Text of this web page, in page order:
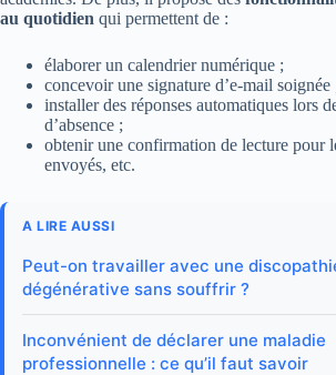
au quotidien qui permettent de :
élaborer un calendrier numérique ;
concevoir une signature d’e-mail soignée
installer des réponses automatiques lors
d’absence ;
obtenir une confirmation de lecture pour
envoyés, etc.
A LIRE AUSSI
Peut-on travailler avec une
dégénérative sans souffrir ?
Inconvénient de déclarer une maladie
professionnelle : ce qu’il faut savoir